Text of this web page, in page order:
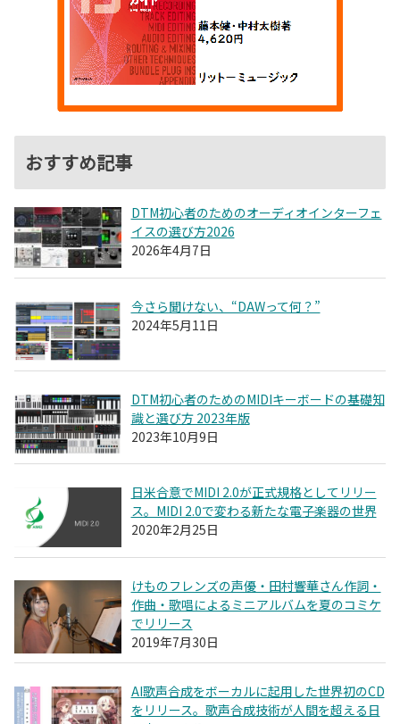
おすすめ記事
DTM初心者のためのオーディオインターフェ
イスの選び方2026
2026年4月7日
今さら聞けない、“DAWって何？”
2024年5月11日
DTM初心者のためのMIDIキーボードの基礎知
識と選び方 2023年版
2023年10月9日
日米合意でMIDI 2.0が正式規格としてリリー
ス。MIDI 2.0で変わる新たな電子楽器の世界
2020年2月25日
けものフレンズの声優・田村響華さん作詞・
作曲・歌唱によるミニアルバムを夏のコミケ
でリリース
2019年7月30日
AI歌声合成をボーカルに起用した世界初のCD
をリリース。歌声合成技術が人間を超える日